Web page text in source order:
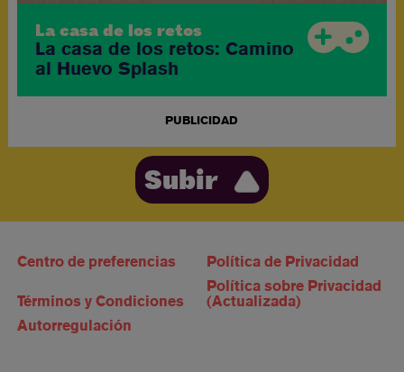
La casa de los retos
La casa de los retos: Camino
al Huevo Splash
PUBLICIDAD
Subir
Centro de preferencias Política de Privacidad
Términos y Condiciones
Política sobre Privacidad
(Actualizada)
Autorregulación